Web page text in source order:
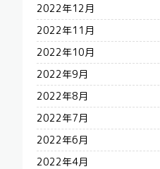
2022年12月
2022年11月
2022年10月
2022年9月
2022年8月
2022年7月
2022年6月
2022年4月